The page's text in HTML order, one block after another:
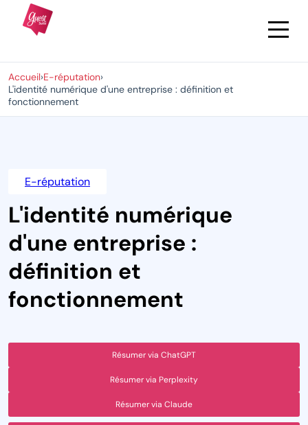
Accueil›E-réputation›
L'identité numérique d'une entreprise : définition et
fonctionnement
E-réputation
L'identité numérique
d'une entreprise :
définition et
fonctionnement
Résumer via ChatGPT
Résumer via Perplexity
Résumer via Claude